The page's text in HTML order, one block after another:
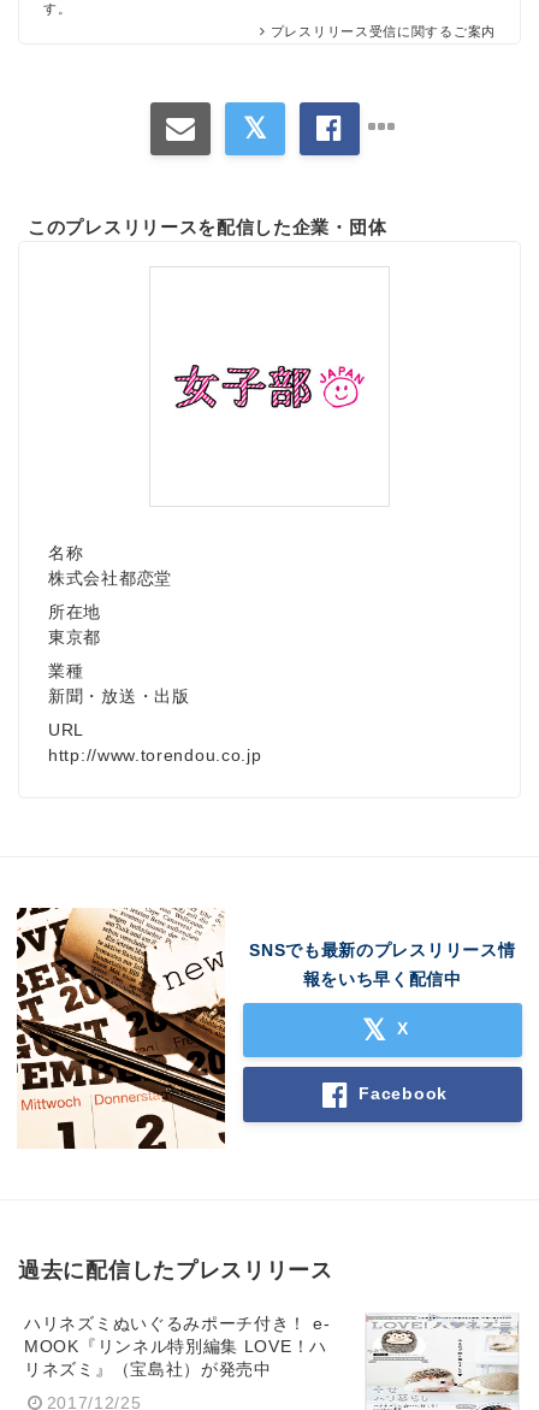
す。
プレスリリース受信に関するご案内
このプレスリリースを配信した企業・団体
名称
株式会社都恋堂
所在地
東京都
業種
新聞・放送・出版
URL
http://www.torendou.co.jp
SNSでも最新のプレスリリース情
報をいち早く配信中
X
Facebook
過去に配信したプレスリリース
ハリネズミぬいぐるみポーチ付き！ e-
MOOK『リンネル特別編集 LOVE！ハ
リネズミ』（宝島社）が発売中
2017/12/25